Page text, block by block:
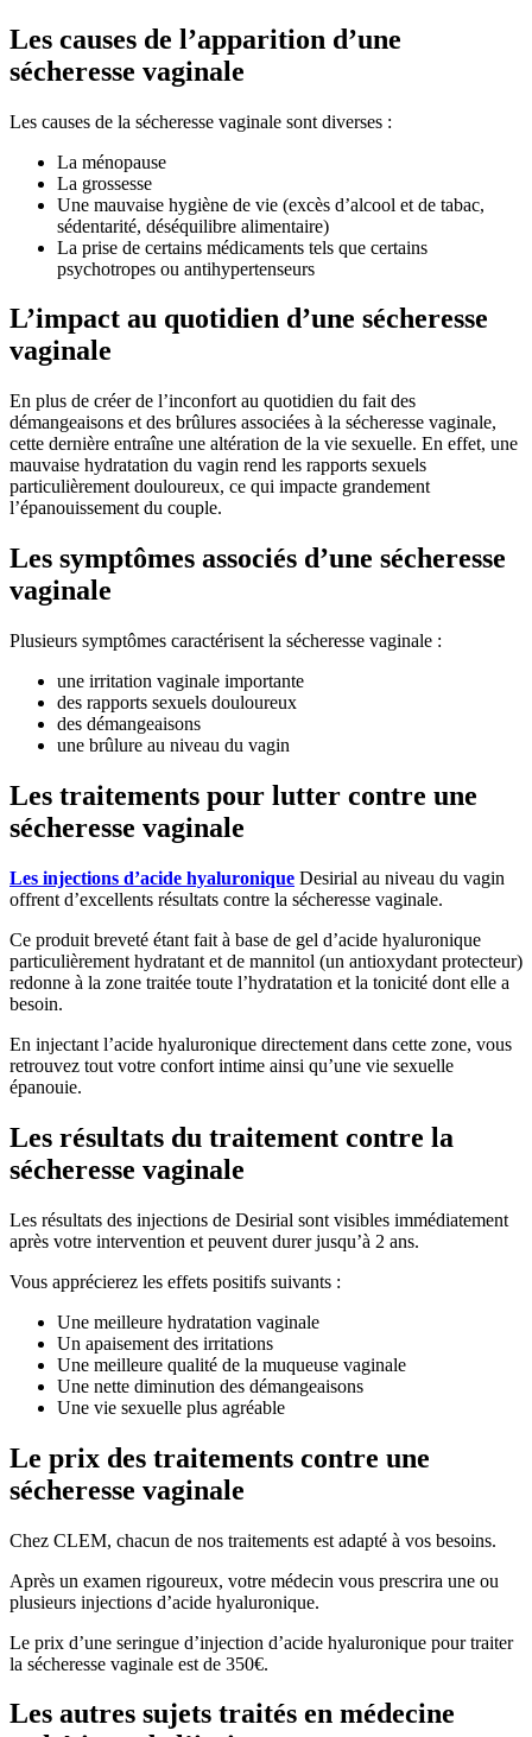
Les causes de l’apparition d’une
sécheresse vaginale
Les causes de la sécheresse vaginale sont diverses :
La ménopause
La grossesse
Une mauvaise hygiène de vie (excès d’alcool et de tabac,
sédentarité, déséquilibre alimentaire)
La prise de certains médicaments tels que certains
psychotropes ou antihypertenseurs
L’impact au quotidien d’une sécheresse
vaginale
En plus de créer de l’inconfort au quotidien du fait des
démangeaisons et des brûlures associées à la sécheresse vaginale,
cette dernière entraîne une altération de la vie sexuelle. En effet, une
mauvaise hydratation du vagin rend les rapports sexuels
particulièrement douloureux, ce qui impacte grandement
l’épanouissement du couple.
Les symptômes associés d’une sécheresse
vaginale
Plusieurs symptômes caractérisent la sécheresse vaginale :
une irritation vaginale importante
des rapports sexuels douloureux
des démangeaisons
une brûlure au niveau du vagin
Les traitements pour lutter contre une
sécheresse vaginale
Les injections d’acide hyaluronique Desirial au niveau du vagin
offrent d’excellents résultats contre la sécheresse vaginale.
Ce produit breveté étant fait à base de gel d’acide hyaluronique
particulièrement hydratant et de mannitol (un antioxydant protecteur)
redonne à la zone traitée toute l’hydratation et la tonicité dont elle a
besoin.
En injectant l’acide hyaluronique directement dans cette zone, vous
retrouvez tout votre confort intime ainsi qu’une vie sexuelle
épanouie.
Les résultats du traitement contre la
sécheresse vaginale
Les résultats des injections de Desirial sont visibles immédiatement
après votre intervention et peuvent durer jusqu’à 2 ans.
Vous apprécierez les effets positifs suivants :
Une meilleure hydratation vaginale
Un apaisement des irritations
Une meilleure qualité de la muqueuse vaginale
Une nette diminution des démangeaisons
Une vie sexuelle plus agréable
Le prix des traitements contre une
sécheresse vaginale
Chez CLEM, chacun de nos traitements est adapté à vos besoins.
Après un examen rigoureux, votre médecin vous prescrira une ou
plusieurs injections d’acide hyaluronique.
Le prix d’une seringue d’injection d’acide hyaluronique pour traiter
la sécheresse vaginale est de 350€.
Les autres sujets traités en médecine